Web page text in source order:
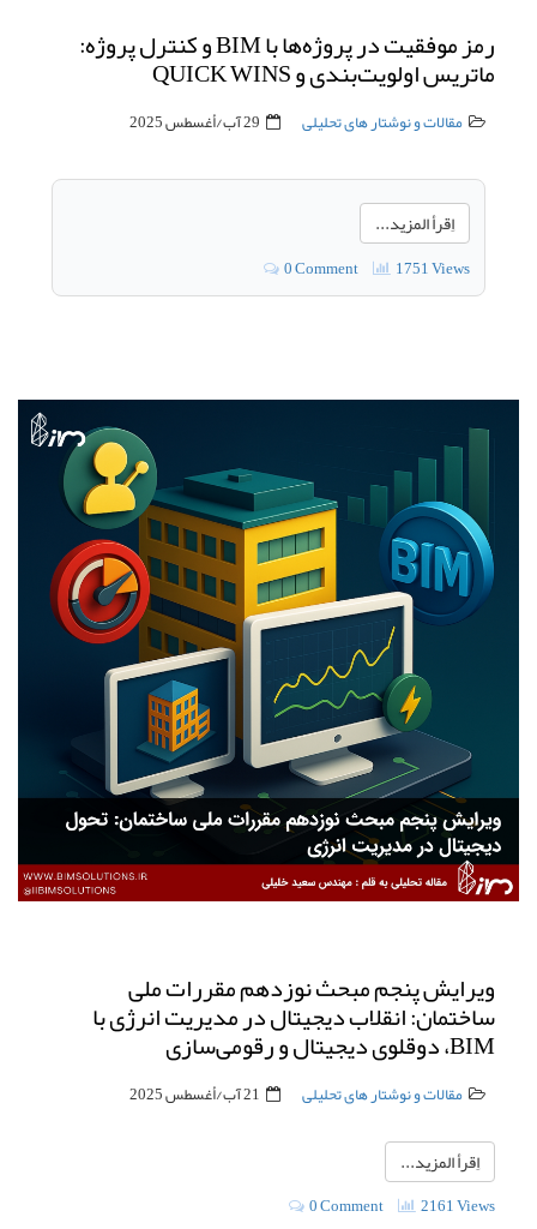
رمز موفقیت در پروژه‌ها با BIM و کنترل پروژه:
ماتریس اولویت‌بندی و QUICK WINS
مقالات و نوشتار های تحلیلی 29 آب/أغسطس 2025
اِقرأ المزيد...
0 Comment 1751 Views
ویرایش پنجم مبحث نوزدهم مقررات ملی
ساختمان: انقلاب دیجیتال در مدیریت انرژی با
BIM، دوقلوی دیجیتال و رقومی‌سازی
مقالات و نوشتار های تحلیلی 21 آب/أغسطس 2025
اِقرأ المزيد...
0 Comment 2161 Views